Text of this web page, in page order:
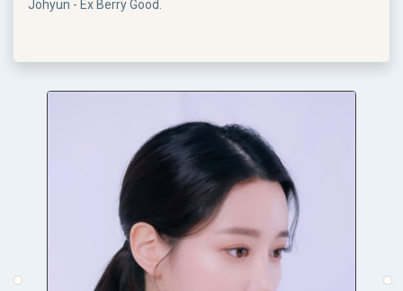
Johyun - Ex Berry Good.